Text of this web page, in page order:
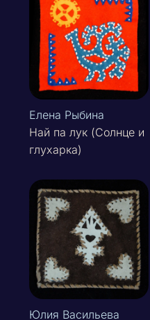
Елена Рыбина
Най па лук (Солнце и
глухарка)
Юлия Васильева